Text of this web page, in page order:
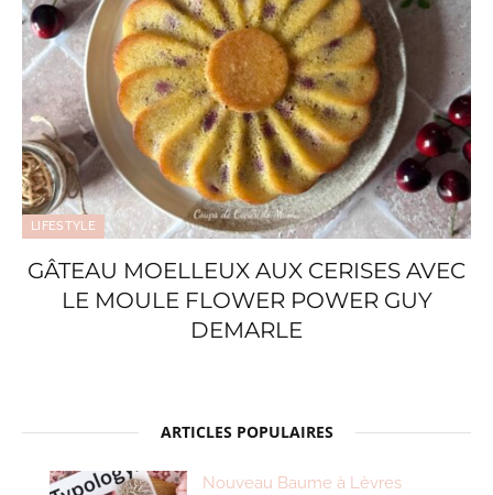
LIFESTYLE
GÂTEAU MOELLEUX AUX CERISES AVEC
LE MOULE FLOWER POWER GUY
DEMARLE
ARTICLES POPULAIRES
Nouveau Baume à Lèvres